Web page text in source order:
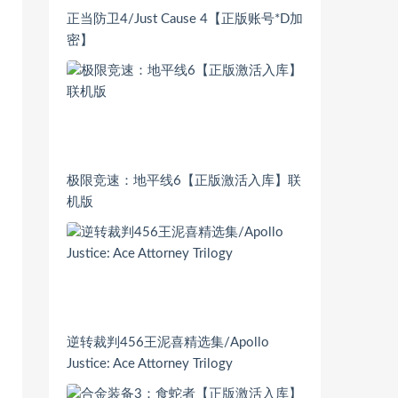
正当防卫4/Just Cause 4【正版账号*D加
密】
极限竞速：地平线6【正版激活入库】联
机版
逆转裁判456王泥喜精选集/Apollo
Justice: Ace Attorney Trilogy